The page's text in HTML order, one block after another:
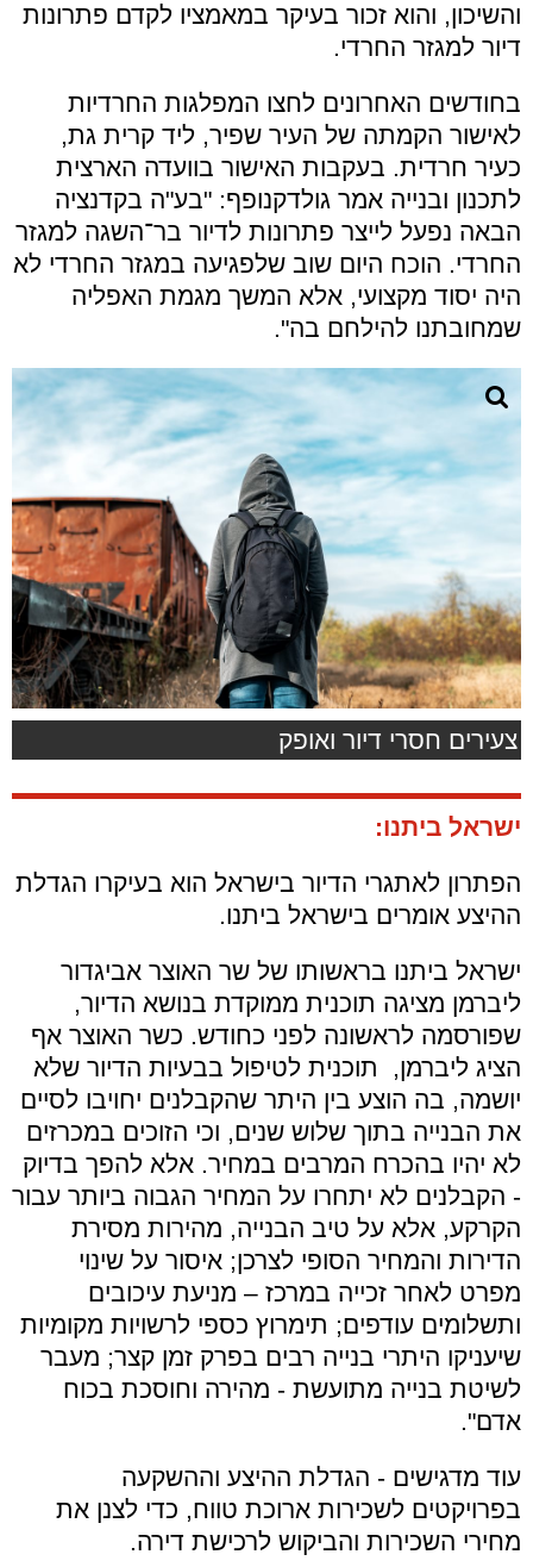
והשיכון, והוא זכור בעיקר במאמציו לקדם פתרונות
דיור למגזר החרדי.
בחודשים האחרונים לחצו המפלגות החרדיות
לאישור הקמתה של העיר שפיר, ליד קרית גת,
כעיר חרדית. בעקבות האישור בוועדה הארצית
לתכנון ובנייה אמר גולדקנופף: "בע"ה בקדנציה
הבאה נפעל לייצר פתרונות לדיור בר־השגה למגזר
החרדי. הוכח היום שוב שלפגיעה במגזר החרדי לא
היה יסוד מקצועי, אלא המשך מגמת האפליה
שמחובתנו להילחם בה".
צעירים חסרי דיור ואופק
ישראל ביתנו:
הפתרון לאתגרי הדיור בישראל הוא בעיקרו הגדלת
ההיצע אומרים בישראל ביתנו.
ישראל ביתנו בראשותו של שר האוצר אביגדור
ליברמן מציגה תוכנית ממוקדת בנושא הדיור,
שפורסמה לראשונה לפני כחודש. כשר האוצר אף
הציג ליברמן, תוכנית לטיפול בבעיות הדיור שלא
יושמה, בה הוצע בין היתר שהקבלנים יחויבו לסיים
את הבנייה בתוך שלוש שנים, וכי הזוכים במכרזים
לא יהיו בהכרח המרבים במחיר. אלא להפך בדיוק
- הקבלנים לא יתחרו על המחיר הגבוה ביותר עבור
הקרקע, אלא על טיב הבנייה, מהירות מסירת
הדירות והמחיר הסופי לצרכן; איסור על שינוי
מפרט לאחר זכייה במרכז – מניעת עיכובים
ותשלומים עודפים; תימרוץ כספי לרשויות מקומיות
שיעניקו היתרי בנייה רבים בפרק זמן קצר; מעבר
לשיטת בנייה מתועשת - מהירה וחוסכת בכוח
אדם".
עוד מדגישים - הגדלת ההיצע וההשקעה
בפרויקטים לשכירות ארוכת טווח, כדי לצנן את
מחירי השכירות והביקוש לרכישת דירה.